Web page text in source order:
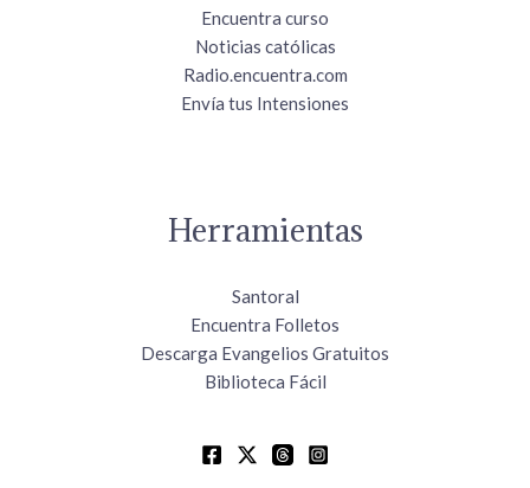
Encuentra curso
Noticias católicas
Radio.encuentra.com
Envía tus Intensiones
Herramientas
Santoral
Encuentra Folletos
Descarga Evangelios Gratuitos
Biblioteca Fácil